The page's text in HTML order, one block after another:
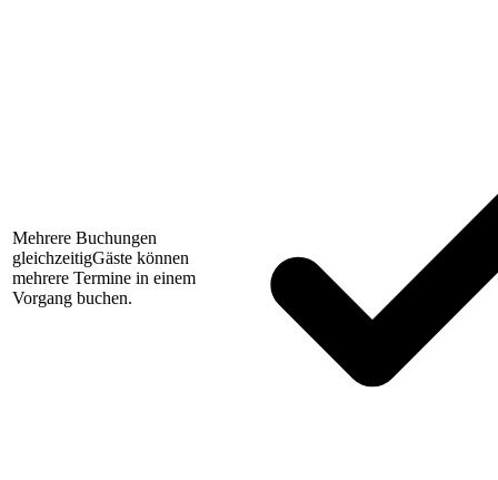
Mehrere Buchungen
gleichzeitigGäste können
mehrere Termine in einem
Vorgang buchen.